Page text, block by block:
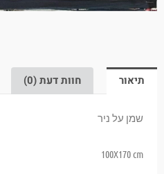
תיאור חוות דעת (0)
שמן על ניר
100X170 cm